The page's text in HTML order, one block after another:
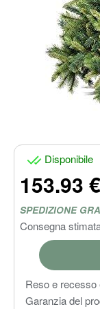
Disponibile
153.93 €
SPEDIZIONE
Consegna
Reso e recesso
Garanzia del